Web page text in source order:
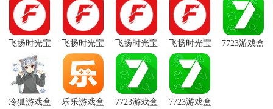
够轻松找到自己喜欢的游戏，并且还可以在线上直接进行筛
选，以便更快地找到心仪的游戏。
3. 实时的游戏礼包：app会及时分享各种游戏礼包，用户只需
打开手机即可线上免费领取，为游戏体验增添更多乐趣。
4. 全面的游戏攻略：用户可以在平台上查看热门游戏攻略，
以便更好地掌握游戏技巧，提升游戏体验。
飞扬时光宝
盒
飞扬时光宝
盒2026
飞扬时光宝
盒官网
飞扬时光宝
盒最新版安
卓
7723游戏盒
冷狐游戏盒
乐乐游戏盒
7723游戏盒
7723游戏盒